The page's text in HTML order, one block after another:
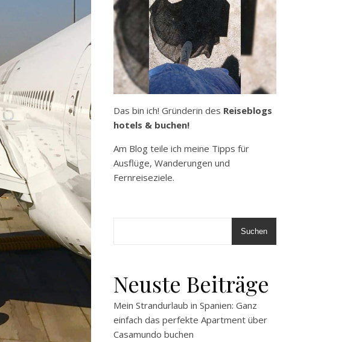
Das bin ich! Gründerin des Reiseblogs
hotels & buchen!
Am Blog teile ich meine Tipps für
Ausflüge, Wanderungen und
Fernreiseziele.
Suchen
Neuste Beiträge
Mein Strandurlaub in Spanien: Ganz
einfach das perfekte Apartment über
Casamundo buchen